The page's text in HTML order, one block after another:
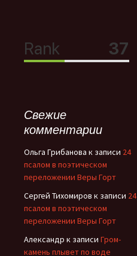
Свежие
комментарии
Ольга Грибанова к записи 24
псалом в поэтическом
переложении Веры Горт
Сергей Тихомиров к записи 24
псалом в поэтическом
переложении Веры Горт
Александр к записи Гром-
камень плывет по воде